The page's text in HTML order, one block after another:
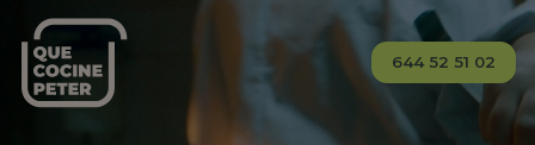
644 52 51 02